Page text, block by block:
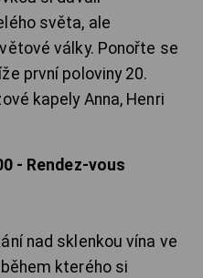
světa, ale
války. Ponořte se
první poloviny 20.
kapely Anna, Henri
- Rendez-vous
nad sklenkou vína ve
kterého si